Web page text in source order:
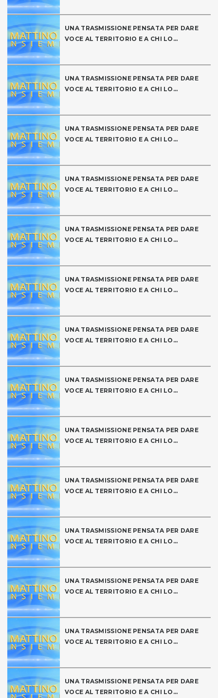
UNA TRASMISSIONE PENSATA PER DARE
VOCE AL TERRITORIO E A CHI LO...
UNA TRASMISSIONE PENSATA PER DARE
VOCE AL TERRITORIO E A CHI LO...
UNA TRASMISSIONE PENSATA PER DARE
VOCE AL TERRITORIO E A CHI LO...
UNA TRASMISSIONE PENSATA PER DARE
VOCE AL TERRITORIO E A CHI LO...
UNA TRASMISSIONE PENSATA PER DARE
VOCE AL TERRITORIO E A CHI LO...
UNA TRASMISSIONE PENSATA PER DARE
VOCE AL TERRITORIO E A CHI LO...
UNA TRASMISSIONE PENSATA PER DARE
VOCE AL TERRITORIO E A CHI LO...
UNA TRASMISSIONE PENSATA PER DARE
VOCE AL TERRITORIO E A CHI LO...
UNA TRASMISSIONE PENSATA PER DARE
VOCE AL TERRITORIO E A CHI LO...
UNA TRASMISSIONE PENSATA PER DARE
VOCE AL TERRITORIO E A CHI LO...
UNA TRASMISSIONE PENSATA PER DARE
VOCE AL TERRITORIO E A CHI LO...
UNA TRASMISSIONE PENSATA PER DARE
VOCE AL TERRITORIO E A CHI LO...
UNA TRASMISSIONE PENSATA PER DARE
VOCE AL TERRITORIO E A CHI LO...
UNA TRASMISSIONE PENSATA PER DARE
VOCE AL TERRITORIO E A CHI LO...